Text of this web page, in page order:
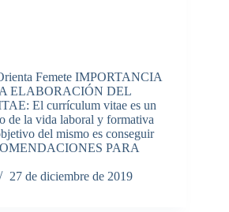
Femete IMPORTANCIA
ELABORACIÓN DEL
El currículum vitae es un
de la vida laboral y formativa
del mismo es conseguir
PARA
27 de diciembre de 2019